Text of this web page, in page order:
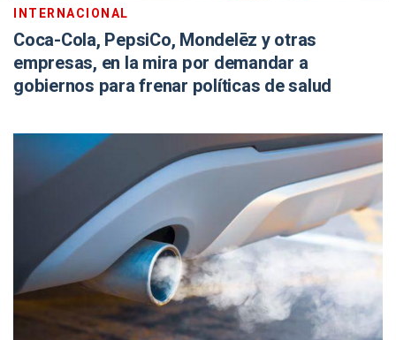
INTERNACIONAL
Coca-Cola, PepsiCo, Mondelēz y otras
empresas, en la mira por demandar a
gobiernos para frenar políticas de salud